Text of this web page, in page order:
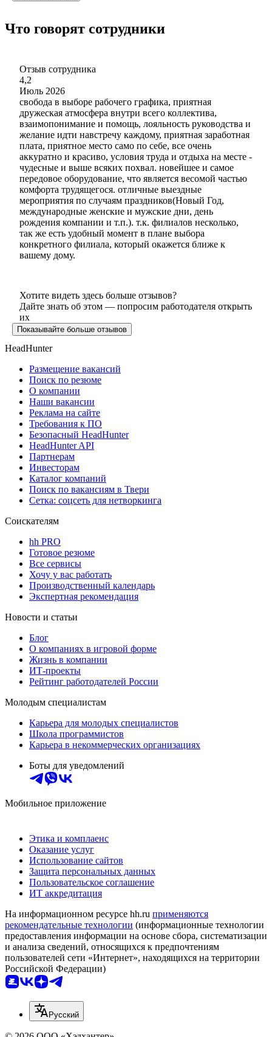
Что говорят сотрудники
Отзыв сотрудника
4,2
Июль 2026
свобода в выборе рабочего графика, приятная
дружеская атмосфера внутри всего коллектива,
взаимопонимание и помощь, лояльность руководства и
желание идти навстречу каждому, приятная заработная
плата, приятное место само по себе, все очень
аккуратно и красиво, условия труда и отдыха на месте -
чудесные и выше всяких похвал. новейшее и самое
передовое оборудование, что является весомой частью
комфорта трудящегося. отличные выездные
мероприятия по случаям праздников(Новый Год,
международные женские и мужские дни, день
рождения компании и т.п.). т.к. филиалов несколько,
так же есть удобный момент в плане выбора
конкретного филиала, который окажется ближе к
вашему дому.
Хотите видеть здесь больше отзывов?
Дайте знать об этом — попросим работодателя открыть
их
Показывайте больше отзывов
HeadHunter
Размещение вакансий
Поиск по резюме
О компании
Наши вакансии
Реклама на сайте
Требования к ПО
Безопасный HeadHunter
HeadHunter API
Партнерам
Инвесторам
Каталог компаний
Поиск по вакансиям в Твери
Сетка: соцсеть для нетворкинга
Соискателям
hh PRO
Готовое резюме
Все сервисы
Хочу у вас работать
Производственный календарь
Экспертная рекомендация
Новости и статьи
Блог
О компаниях в игровой форме
Жизнь в компании
ИТ-проекты
Рейтинг работодателей России
Молодым специалистам
Карьера для молодых специалистов
Школа программистов
Карьера в некоммерческих организациях
Боты для уведомлений
Мобильное приложение
Этика и комплаенс
Оказание услуг
Использование сайтов
Защита персональных данных
Пользовательское соглашение
ИТ аккредитация
На информационном ресурсе hh.ru применяются
рекомендательные технологии (информационные технологии
предоставления информации на основе сбора, систематизации
и анализа сведений, относящихся к предпочтениям
пользователей сети «Интернет», находящихся на территории
Российской Федерации)
Русский